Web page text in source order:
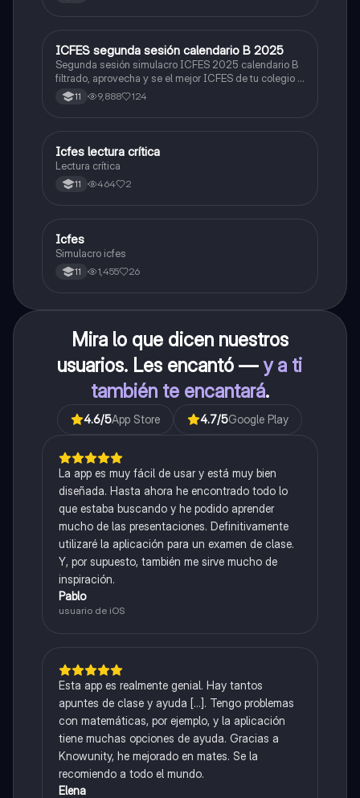
ICFES: Lectura Crítica
ICFES segunda sesión calendario B 2025
Segunda sesión simulacro ICFES 2025 calendario B
filtrado, aprovecha y se el mejor ICFES de tu colegio y
poder ingresar a universidad, y estudiar aquella
carrera con la que tanto sueñas.
11 9,888 124
Lengua Castellana
Icfes lectura crítica
Lectura crítica
11 464 2
ICFES: Sociales y Ciudadanas
Icfes
Simulacro icfes
11 1,455 26
Mira lo que dicen nuestros
usuarios. Les encantó —y a ti
también te encantará.
4.6/5App Store 4.7/5Google Play
La app es muy fácil de usar y está muy bien
diseñada. Hasta ahora he encontrado todo lo
que estaba buscando y he podido aprender
mucho de las presentaciones. Definitivamente
utilizaré la aplicación para un examen de clase.
Y, por supuesto, también me sirve mucho de
inspiración.
Pablo
usuario de iOS
Esta app es realmente genial. Hay tantos
apuntes de clase y ayuda [...]. Tengo problemas
con matemáticas, por ejemplo, y la aplicación
tiene muchas opciones de ayuda. Gracias a
Knowunity, he mejorado en mates. Se la
recomiendo a todo el mundo.
Elena